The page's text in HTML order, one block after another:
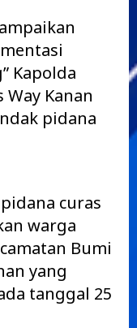
Kapolda
Kanan
pidana
curas
warga
Bumi
yang
tanggal 25